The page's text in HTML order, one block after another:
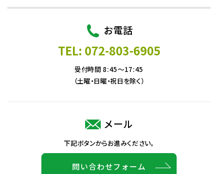
お電話
TEL: 072-803-6905
受付時間 8:45～17:45
（土曜・日曜・祝日を除く）
メール
下記ボタンからお進みください。
問い合わせフォーム